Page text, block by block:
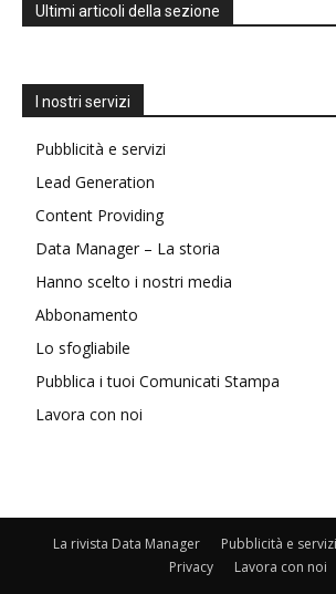
Ultimi articoli della sezione
I nostri servizi
Pubblicità e servizi
Lead Generation
Content Providing
Data Manager – La storia
Hanno scelto i nostri media
Abbonamento
Lo sfogliabile
Pubblica i tuoi Comunicati Stampa
Lavora con noi
La rivista Data Manager Pubblicità e servizi
Privacy
Lavora con noi